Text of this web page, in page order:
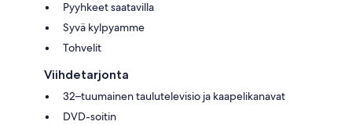
Pyyhkeet saatavilla
Syvä kylpyamme
Tohvelit
Viihdetarjonta
32–tuumainen taulutelevisio ja kaapelikanavat
DVD-soitin